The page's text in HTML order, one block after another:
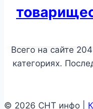
Всего на сайте
категориях.
© 2026 СНТ инфо |